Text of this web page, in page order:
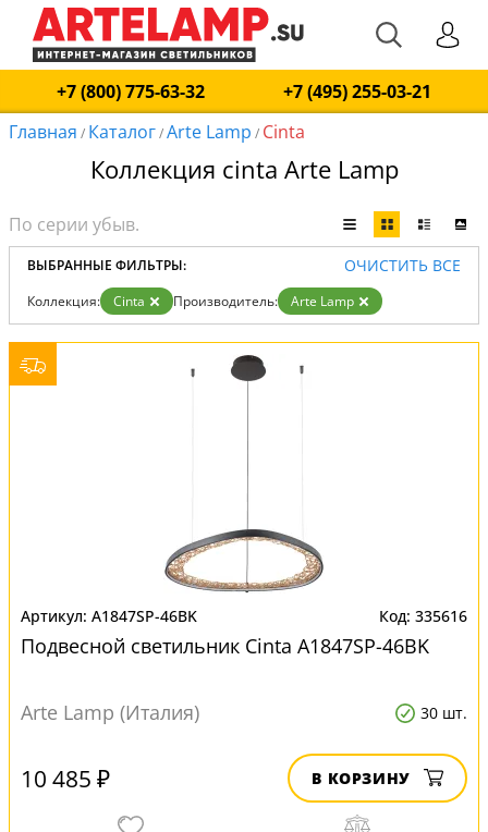
+7 (800) 775-63-32
+7 (495) 255-03-21
Главная / Каталог/Arte Lamp / Cinta
Коллекция cinta Arte Lamp
ВЫБРАННЫЕ ФИЛЬТРЫ: ОЧИСТИТЬ ВСЕ
Коллекция: Cinta Производитель: Arte Lamp
A1847SP-46BK 335616
Подвесной светильник Cinta A1847SP-46BK
Arte Lamp (Италия) 30 шт.
10 485 ₽ В КОРЗИНУ